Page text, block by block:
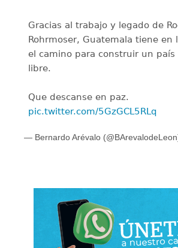
Gracias al trabajo y legado de
Rohrmoser, Guatemala tiene en
el camino para construir un
libre.
Que descanse en paz.
pic.twitter.com/5GzGCL5RLq
— Bernardo Arévalo